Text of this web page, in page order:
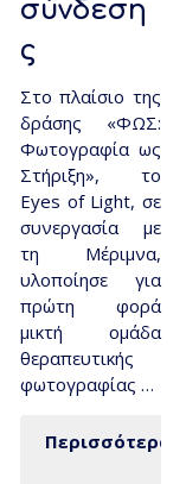
σύνδεση
ς
Στο πλαίσιο της
δράσης «ΦΩΣ:
Φωτογραφία ως
Στήριξη», το
Eyes of Light, σε
συνεργασία με
τη Μέριμνα,
υλοποίησε για
πρώτη φορά
μικτή ομάδα
θεραπευτικής
φωτογραφίας …
Περισσότερα